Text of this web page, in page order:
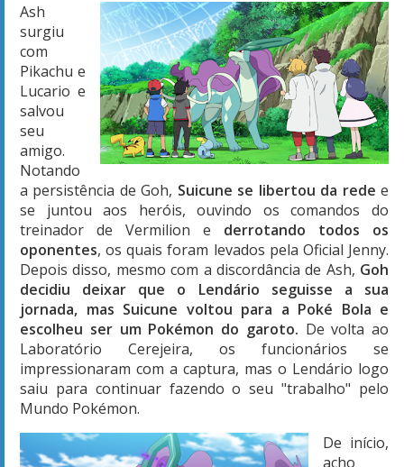
Ash
surgiu
com
Pikachu e
Lucario e
salvou
seu
amigo.
Notando
a persistência de Goh, Suicune se libertou da rede e
se juntou aos heróis, ouvindo os comandos do
treinador de Vermilion e derrotando todos os
oponentes, os quais foram levados pela Oficial Jenny.
Depois disso, mesmo com a discordância de Ash, Goh
decidiu deixar que o Lendário seguisse a sua
jornada, mas Suicune voltou para a Poké Bola e
escolheu ser um Pokémon do garoto. De volta ao
Laboratório Cerejeira, os funcionários se
impressionaram com a captura, mas o Lendário logo
saiu para continuar fazendo o seu "trabalho" pelo
Mundo Pokémon.
De início,
acho